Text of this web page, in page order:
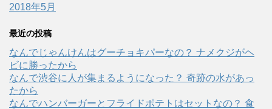
2018年5月
最近の投稿
なんでじゃんけんはグーチョキパーなの？ ナメクジがヘ
ビに勝ったから
なんで渋谷に人が集まるようになった？ 奇跡の水があっ
たから
なんでハンバーガーとフライドポテトはセットなの？ 食